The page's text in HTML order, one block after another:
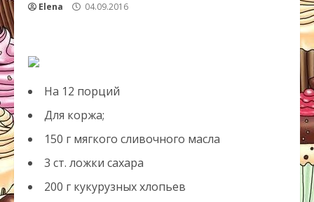
Elena 04.09.2016
На 12 порций
Для коржа;
150 г мягкого сливочного масла
3 ст. ложки сахара
200 г кукурузных хлопьев